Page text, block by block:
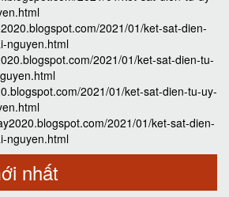
2021/01/ket-sat-dien-
nguyen.html
2021/01/ket-sat-dien-tu-
2021/01/ket-sat-dien-tu-uy-
2021/01/ket-sat-dien-
nguyen.html
nhất